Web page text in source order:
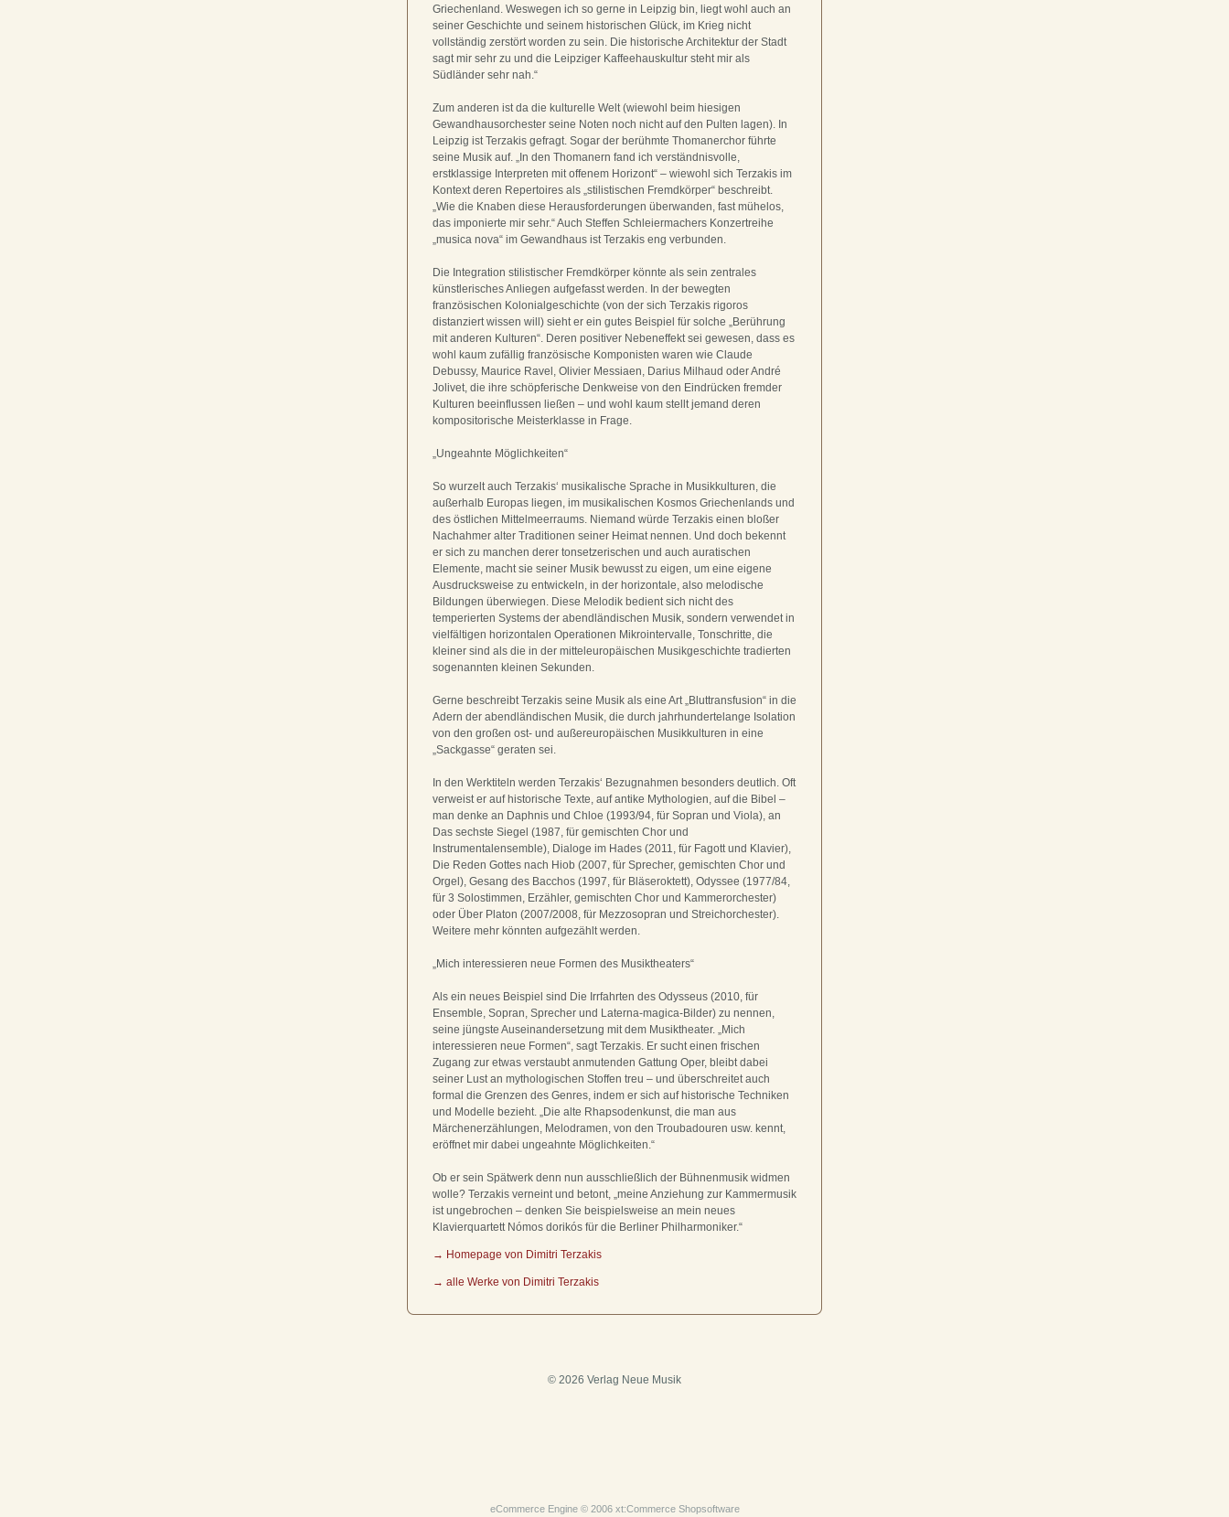
Griechenland. Weswegen ich so gerne in Leipzig bin, liegt wohl auch an
seiner Geschichte und seinem historischen Glück, im Krieg nicht
vollständig zerstört worden zu sein. Die historische Architektur der Stadt
sagt mir sehr zu und die Leipziger Kaffeehauskultur steht mir als
Südländer sehr nah.“
Zum anderen ist da die kulturelle Welt (wiewohl beim hiesigen
Gewandhausorchester seine Noten noch nicht auf den Pulten lagen). In
Leipzig ist Terzakis gefragt. Sogar der berühmte Thomanerchor führte
seine Musik auf. „In den Thomanern fand ich verständnisvolle,
erstklassige Interpreten mit offenem Horizont“ – wiewohl sich Terzakis im
Kontext deren Repertoires als „stilistischen Fremdkörper“ beschreibt.
„Wie die Knaben diese Herausforderungen überwanden, fast mühelos,
das imponierte mir sehr.“ Auch Steffen Schleiermachers Konzertreihe
„musica nova“ im Gewandhaus ist Terzakis eng verbunden.
Die Integration stilistischer Fremdkörper könnte als sein zentrales
künstlerisches Anliegen aufgefasst werden. In der bewegten
französischen Kolonialgeschichte (von der sich Terzakis rigoros
distanziert wissen will) sieht er ein gutes Beispiel für solche „Berührung
mit anderen Kulturen“. Deren positiver Nebeneffekt sei gewesen, dass es
wohl kaum zufällig französische Komponisten waren wie Claude
Debussy, Maurice Ravel, Olivier Messiaen, Darius Milhaud oder André
Jolivet, die ihre schöpferische Denkweise von den Eindrücken fremder
Kulturen beeinflussen ließen – und wohl kaum stellt jemand deren
kompositorische Meisterklasse in Frage.
„Ungeahnte Möglichkeiten“
So wurzelt auch Terzakis‘ musikalische Sprache in Musikkulturen, die
außerhalb Europas liegen, im musikalischen Kosmos Griechenlands und
des östlichen Mittelmeerraums. Niemand würde Terzakis einen bloßer
Nachahmer alter Traditionen seiner Heimat nennen. Und doch bekennt
er sich zu manchen derer tonsetzerischen und auch auratischen
Elemente, macht sie seiner Musik bewusst zu eigen, um eine eigene
Ausdrucksweise zu entwickeln, in der horizontale, also melodische
Bildungen überwiegen. Diese Melodik bedient sich nicht des
temperierten Systems der abendländischen Musik, sondern verwendet in
vielfältigen horizontalen Operationen Mikrointervalle, Tonschritte, die
kleiner sind als die in der mitteleuropäischen Musikgeschichte tradierten
sogenannten kleinen Sekunden.
Gerne beschreibt Terzakis seine Musik als eine Art „Bluttransfusion“ in die
Adern der abendländischen Musik, die durch jahrhundertelange Isolation
von den großen ost- und außereuropäischen Musikkulturen in eine
„Sackgasse“ geraten sei.
In den Werktiteln werden Terzakis‘ Bezugnahmen besonders deutlich. Oft
verweist er auf historische Texte, auf antike Mythologien, auf die Bibel –
man denke an Daphnis und Chloe (1993/94, für Sopran und Viola), an
Das sechste Siegel (1987, für gemischten Chor und
Instrumentalensemble), Dialoge im Hades (2011, für Fagott und Klavier),
Die Reden Gottes nach Hiob (2007, für Sprecher, gemischten Chor und
Orgel), Gesang des Bacchos (1997, für Bläseroktett), Odyssee (1977/84,
für 3 Solostimmen, Erzähler, gemischten Chor und Kammerorchester)
oder Über Platon (2007/2008, für Mezzosopran und Streichorchester).
Weitere mehr könnten aufgezählt werden.
„Mich interessieren neue Formen des Musiktheaters“
Als ein neues Beispiel sind Die Irrfahrten des Odysseus (2010, für
Ensemble, Sopran, Sprecher und Laterna-magica-Bilder) zu nennen,
seine jüngste Auseinandersetzung mit dem Musiktheater. „Mich
interessieren neue Formen“, sagt Terzakis. Er sucht einen frischen
Zugang zur etwas verstaubt anmutenden Gattung Oper, bleibt dabei
seiner Lust an mythologischen Stoffen treu – und überschreitet auch
formal die Grenzen des Genres, indem er sich auf historische Techniken
und Modelle bezieht. „Die alte Rhapsodenkunst, die man aus
Märchenerzählungen, Melodramen, von den Troubadouren usw. kennt,
eröffnet mir dabei ungeahnte Möglichkeiten.“
Ob er sein Spätwerk denn nun ausschließlich der Bühnenmusik widmen
wolle? Terzakis verneint und betont, „meine Anziehung zur Kammermusik
ist ungebrochen – denken Sie beispielsweise an mein neues
Klavierquartett Nómos dorikós für die Berliner Philharmoniker.“
→ Homepage von Dimitri Terzakis
→ alle Werke von Dimitri Terzakis
© 2026 Verlag Neue Musik
eCommerce Engine © 2006 xt:Commerce Shopsoftware